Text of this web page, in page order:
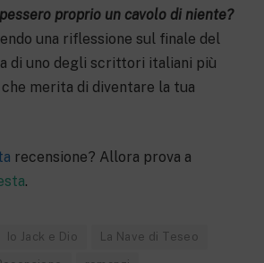
proprio un cavolo di niente?
una riflessione sul finale del
di uno degli scrittori italiani più
che merita di diventare la tua
recensione? Allora prova a
.
Io Jack e Dio La Nave di Teseo